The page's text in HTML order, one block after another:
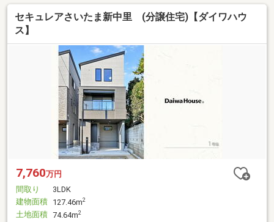
セキュレアさいたま新中里 (分譲住宅)【ダイワハウ
ス】
7,760万円
間取り
3LDK
建物面積 127.46m2
土地面積 74.64m2